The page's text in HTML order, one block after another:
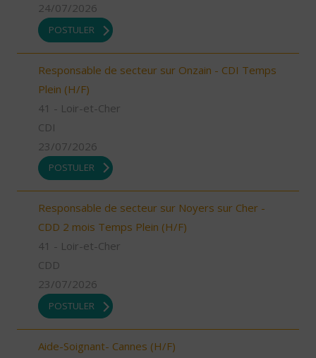
24/07/2026
POSTULER
Responsable de secteur sur Onzain - CDI Temps
Plein (H/F)
41 - Loir-et-Cher
CDI
23/07/2026
POSTULER
Responsable de secteur sur Noyers sur Cher -
CDD 2 mois Temps Plein (H/F)
41 - Loir-et-Cher
CDD
23/07/2026
POSTULER
Aide-Soignant- Cannes (H/F)